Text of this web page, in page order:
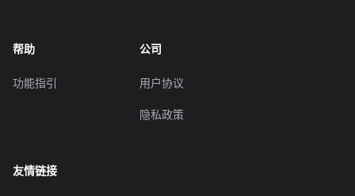
帮助
功能指引
公司
用户协议
隐私政策
友情链接